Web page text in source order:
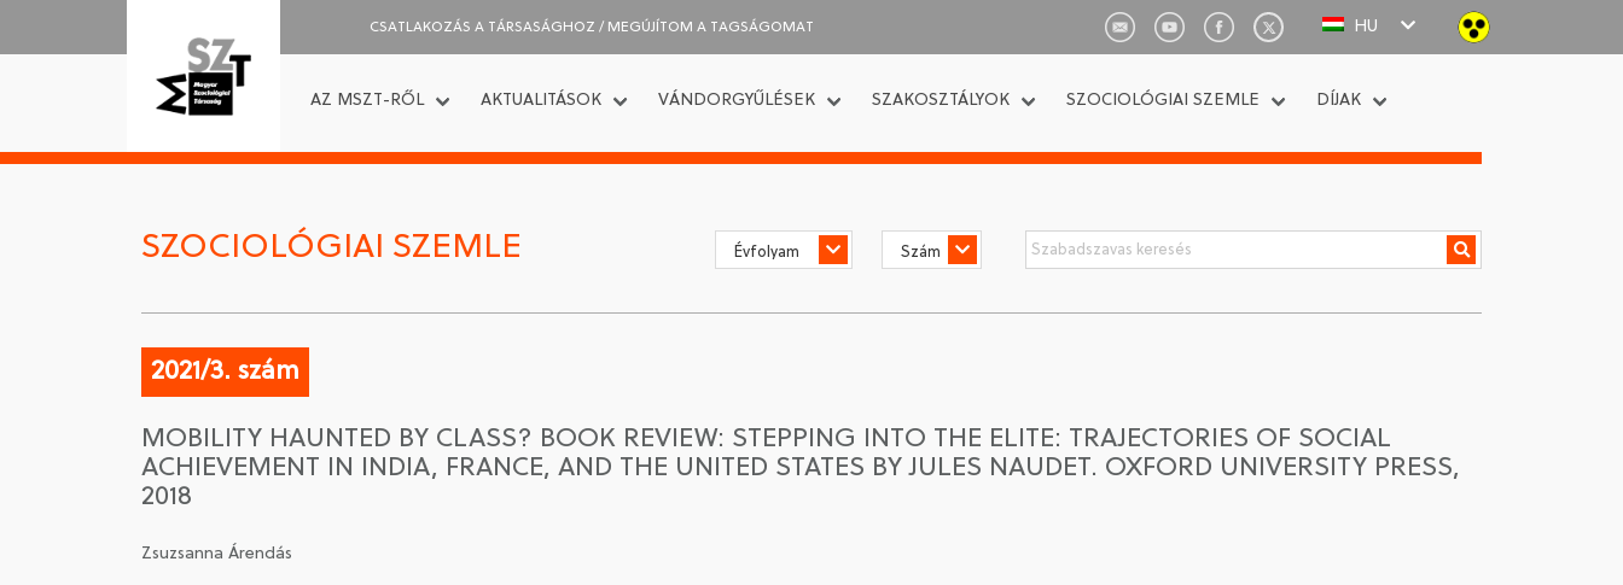
CSATLAKOZÁS A TÁRSASÁGHOZ / MEGÚJÍTOM A TAGSÁGOMAT HU
AZ MSZT-RŐL AKTUALITÁSOK VÁNDORGYŰLÉSEK SZAKOSZTÁLYOK SZOCIOLÓGIAI SZEMLE DÍJAK
SZOCIOLÓGIAI SZEMLE
2021/3. szám
MOBILITY HAUNTED BY CLASS? BOOK REVIEW: STEPPING INTO THE ELITE: TRAJECTORIES OF SOCIAL
ACHIEVEMENT IN INDIA, FRANCE, AND THE UNITED STATES BY JULES NAUDET. OXFORD UNIVERSITY PRESS,
2018
Zsuzsanna Árendás